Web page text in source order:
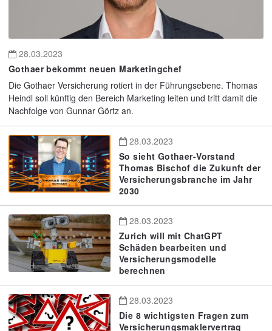
28.03.2023
Gothaer bekommt neuen Marketingchef
Die Gothaer Versicherung rotiert in der Führungsebene. Thomas
Heindl soll künftig den Bereich Marketing leiten und tritt damit die
Nachfolge von Gunnar Görtz an.
28.03.2023
So sieht Gothaer-Vorstand
Thomas Bischof die Zukunft der
Versicherungsbranche im Jahr
2030
28.03.2023
Zurich will mit ChatGPT
Schäden bearbeiten und
Versicherungsmodelle
berechnen
28.03.2023
Die 8 wichtigsten Fragen zum
Versicherungsmaklervertrag